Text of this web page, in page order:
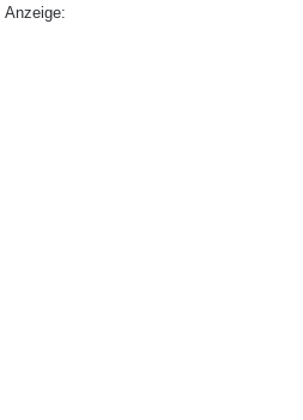
Anzeige: